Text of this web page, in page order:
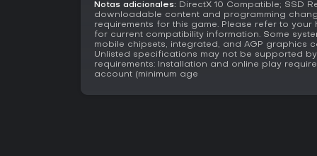
Notas adicionales: DirectX 10 Compatible; SSD
downloadable content and programming
requirements for this game. Please refer to
for current compatibility information. Some
mobile chipsets, integrated, and AGP graphics
Unlisted specifications may not be supported
requirements: Installation and online play
account (minimum age